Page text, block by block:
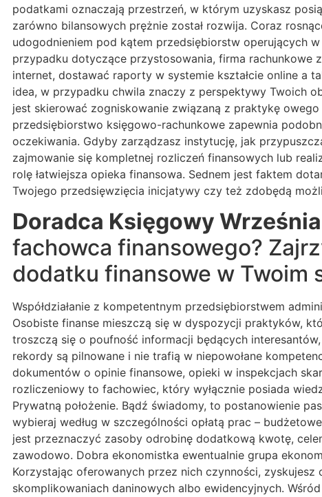
podatkami oznaczają przestrzeń, w którym uzyskasz
zarówno bilansowych prężnie został rozwija. Coraz
udogodnieniem pod kątem przedsiębiorstw operujących
przypadku dotyczące przystosowania, firma rachunkowe
internet, dostawać raporty w systemie kształcie online a
idea, w przypadku chwila znaczy z perspektywy Twoich
jest skierować zogniskowanie związaną z praktykę
przedsiębiorstwo księgowo-rachunkowe zapewnia
oczekiwania. Gdyby zarządzasz instytucję, jak
zajmowanie się kompletnej rozliczeń finansowych lub
rolę łatwiejsza opieka finansowa. Sednem jest faktem
Twojego przedsięwzięcia inicjatywy czy też zdobędą
Doradca Księgowy Września
fachowca finansowego?
dodatku finansowe w Twoim
Współdziałanie z kompetentnym przedsiębiorstwem
Osobiste finanse mieszczą się w dyspozycji praktyków,
troszczą się o poufność informacji będących
rekordy są pilnowane i nie trafią w niepowołane
dokumentów o opinie finansowe, opieki w inspekcjach
rozliczeniowy to fachowiec, który wyłącznie posiada
Prywatną położenie. Bądź świadomy, to postanowienie
wybieraj według w szczególności opłatą prac –
jest przeznaczyć zasoby odrobinę dodatkową kwotę,
zawodowo. Dobra ekonomistka ewentualnie grupa
Korzystając oferowanych przez nich czynności,
skomplikowaniach daninowych albo ewidencyjnych.